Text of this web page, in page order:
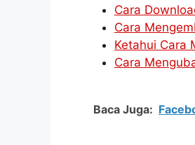
Cara
Cara
Ketahui Cara
Cara
Baca Juga: